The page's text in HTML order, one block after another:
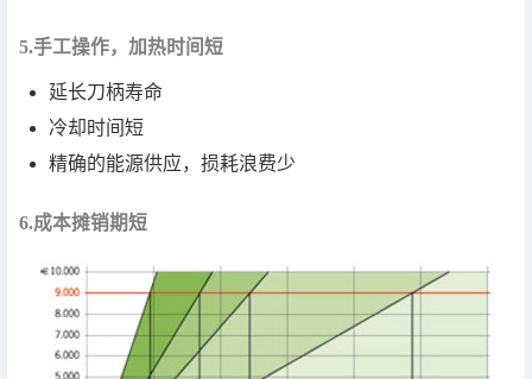
5.手工操作，加热时间短
延长刀柄寿命
冷却时间短
精确的能源供应，损耗浪费少
6.成本摊销期短